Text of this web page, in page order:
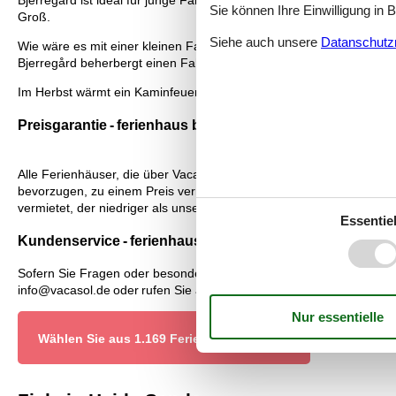
Groß.
Wie wäre es mit einer kleinen Fahrradtour in das Städtchen
Bjerregård beherbergt einen Fahrradverleih.
Im Herbst wärmt ein Kaminfeuer nach einem Spaziergang durch.
Preisgarantie - ferienhaus bjerregard beautyvej
Alle Ferienhäuser, die über Vacasol vermietet werden, sind von
bevorzugen, zu einem Preis vermietet, der günstiger als unser
vermietet, der niedriger als unser Preis ist. Sollte ausnahmsweise
Kundenservice - ferienhaus bjerregard beautyvej
Sofern Sie Fragen oder besondere Bedürfnisse in Verbindung mit
info@vacasol.de oder rufen Sie an: (+49) 040 8740 6723.
Wählen Sie aus 1.169 Ferienhäusern
Sie können Ihre Einwilligung in
Siehe auch unsere